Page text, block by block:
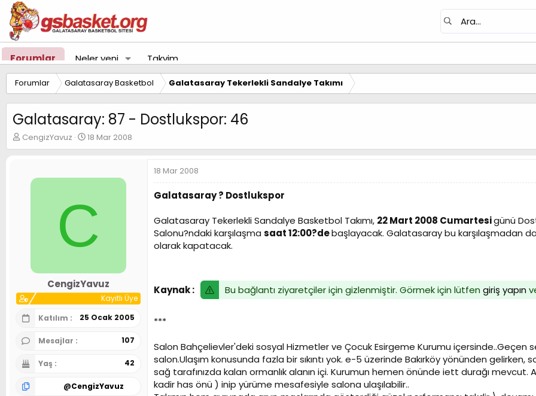
Forumlar Neler yeni Takvim
Forumlar Galatasaray Basketbol Galatasaray Tekerlekli Sandalye Takımı
Galatasaray: 87 - Dostlukspor: 46
K
o
CengizYavuz
B
a
a
ı
a
h
i
18 Mar 2008
C
CengizYavuz
Kayıtlı Üye
Katılım
25 Ocak 2005
Mesajlar 107
Yaş 42
@CengizYavuz
18 Mar 2008
Galatasaray ? Dostlukspor
Galatasaray Tekerlekli Sandalye Basketbol Takımı, 22 Mart 2008 Cumartesigünü
Salonu?ndaki karşılaşma saat 12:00?debaşlayacak. Galatasaray bu karşılaşmadan da
olarak kapatacak.
Kaynak : Bu bağlantı ziyaretçiler için gizlenmiştir. Görmek için lütfen giriş yapın
***
Salon Bahçelievler'deki sosyal Hizmetler ve Çocuk Esirgeme Kurumu içersinde..Geçen
salon.Ulaşım konusunda fazla bir sıkıntı yok. e-5 üzerinde Bakırköy yönünden
sağ tarafınızda kalan ormanlık alanın içi. Kurumun hemen önünde iett durağı
kadir has önü ) inip yürüme mesafesiyle salona ulaşılabilir..